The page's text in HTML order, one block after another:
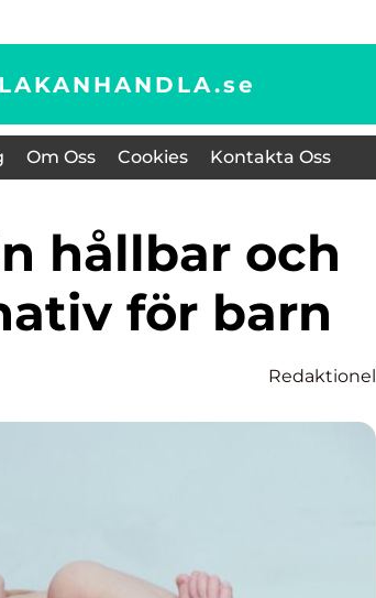
se
Om Oss Cookies Kontakta Oss
för barn
Redaktionel